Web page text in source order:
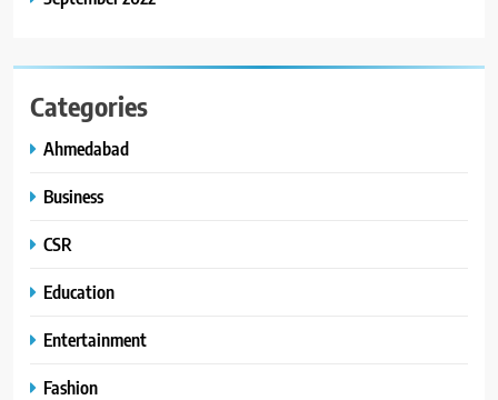
Categories
Ahmedabad
Business
CSR
Education
Entertainment
Fashion